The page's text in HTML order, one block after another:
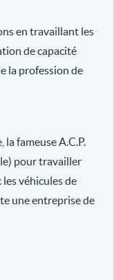
en travaillant les
de capacité
la profession de
fameuse A.C.P.
pour travailler
véhicules de
une entreprise de